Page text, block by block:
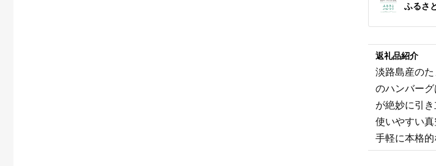
ふるさ
返礼品紹介
淡路島産の
のハンバー
が絶妙に引
使いやすい
手軽に本格的